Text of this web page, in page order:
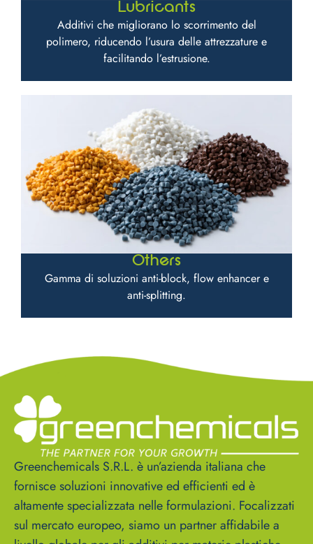
Lubricants
Additivi che migliorano lo scorrimento del
polimero, riducendo l’usura delle attrezzature e
facilitando l’estrusione.
Others
Gamma di soluzioni anti-block, flow enhancer e
anti-splitting.
Greenchemicals S.R.L. è un’azienda italiana che
fornisce soluzioni innovative ed efficienti ed è
altamente specializzata nelle formulazioni. Focalizzati
sul mercato europeo, siamo un partner affidabile a